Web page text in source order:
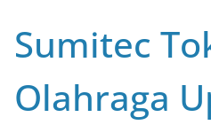
content
Sumitec
Olahraga